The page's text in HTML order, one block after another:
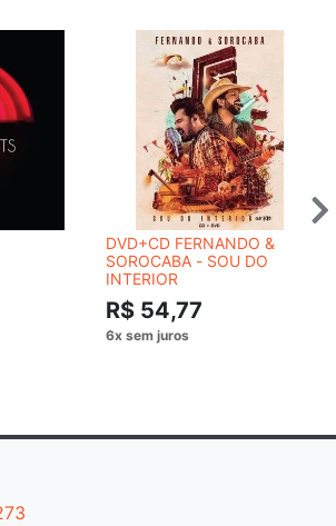
DVD+CD FERNANDO &
SOROCABA - SOU DO
INTERIOR
R$ 54,77